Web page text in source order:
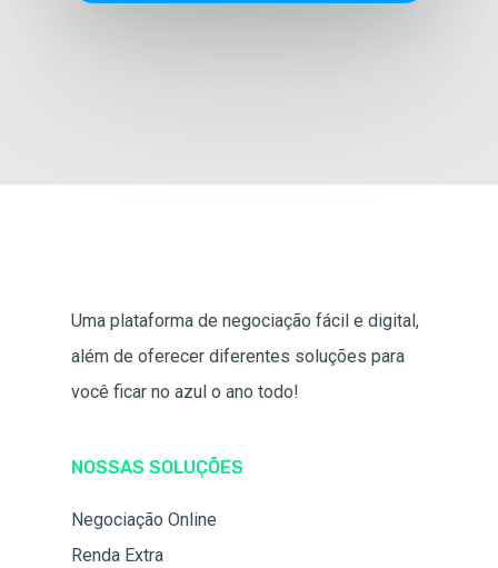
Uma plataforma de negociação fácil e digital,
além de oferecer diferentes soluções para
você ficar no azul o ano todo!
NOSSAS SOLUÇÕES
Negociação Online
Renda Extra